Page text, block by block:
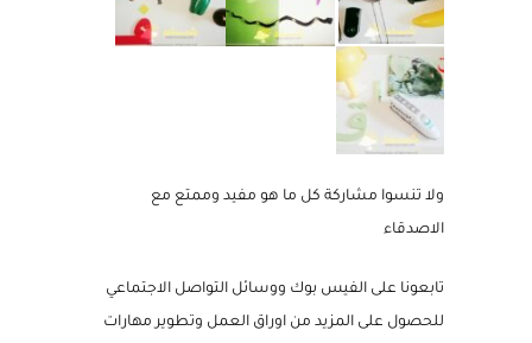
تابعونا على الفيس بوك ووسائل التواصل الاجتماعي